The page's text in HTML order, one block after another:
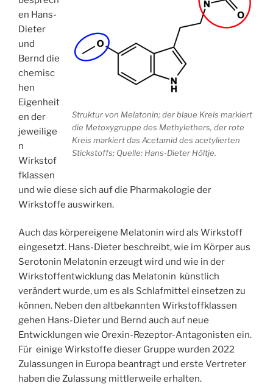
Struktur von Melatonin; der blaue Kreis markiert
die Metoxygruppe des Methylethers, der rote
Kreis markiert das Acetamid des acetylierten
Stickstoffs; Quelle: Hans-Dieter Höltje.
en Hans-
Dieter
und
Bernd die
chemisc
hen
Eigenheit
en der
jeweilige
n
Wirkstof
fklassen
und wie diese sich auf die Pharmakologie der
Wirkstoffe auswirken.
Auch das körpereigene Melatonin wird als Wirkstoff
eingesetzt. Hans-Dieter beschreibt, wie im Körper aus
Serotonin Melatonin erzeugt wird und wie in der
Wirkstoffentwicklung das Melatonin künstlich
verändert wurde, um es als Schlafmittel einsetzen zu
können. Neben den altbekannten Wirkstoffklassen
gehen Hans-Dieter und Bernd auch auf neue
Entwicklungen wie Orexin-Rezeptor-Antagonisten ein.
Für einige Wirkstoffe dieser Gruppe wurden 2022
Zulassungen in Europa beantragt und erste Vertreter
haben die Zulassung mittlerweile erhalten.